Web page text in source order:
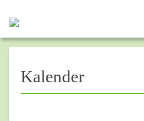
Kalender